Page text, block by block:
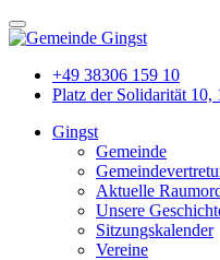
+49 38306 159 10
Platz der Solidarität 10,
Gingst
Gemeinde
Aktuelle
Unsere
Sitzungskalender
Vereine